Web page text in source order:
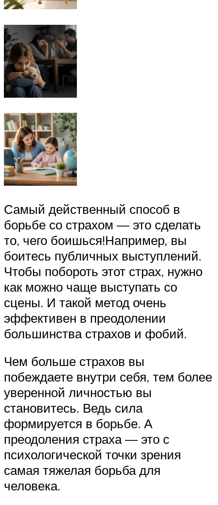
Самый действенный способ в
борьбе со страхом — это сделать
то, чего боишься!Например, вы
боитесь публичных выступлений.
Чтобы побороть этот страх, нужно
как можно чаще выступать со
сцены. И такой метод очень
эффективен в преодолении
большинства страхов и фобий.
Чем больше страхов вы
побеждаете внутри себя, тем более
уверенной личностью вы
становитесь. Ведь сила
формируется в борьбе. А
преодоления страха — это с
психологической точки зрения
самая тяжелая борьба для
человека.